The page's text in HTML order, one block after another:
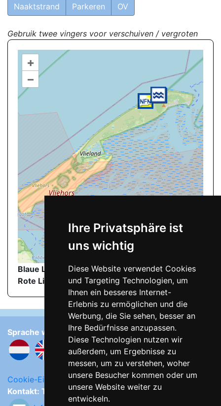
Ihre Privatsphäre ist
uns wichtig
Diese Website verwendet Cookies
und Targeting Technologien, um
Ihnen ein besseres Internet-
Erlebnis zu ermöglichen und die
Werbung, die Sie sehen, besser an
Ihre Bedürfnisse anzupassen.
Diese Technologien nutzen wir
außerdem, um Ergebnisse zu
messen, um zu verstehen, woher
unsere Besucher kommen oder um
unsere Website weiter zu
entwickeln.
Naaktstrand
Parkeren OV
Gebruik twee vingers voor verschuiven / vergroten
+
–
Blaue Linie
: Wanderweg zum FKK-Strand
Rote Linie
: FKK-Strand
Sprache wählen:
Cookie-Einstellungen ändern
Kontakt: Tjipke Tasma